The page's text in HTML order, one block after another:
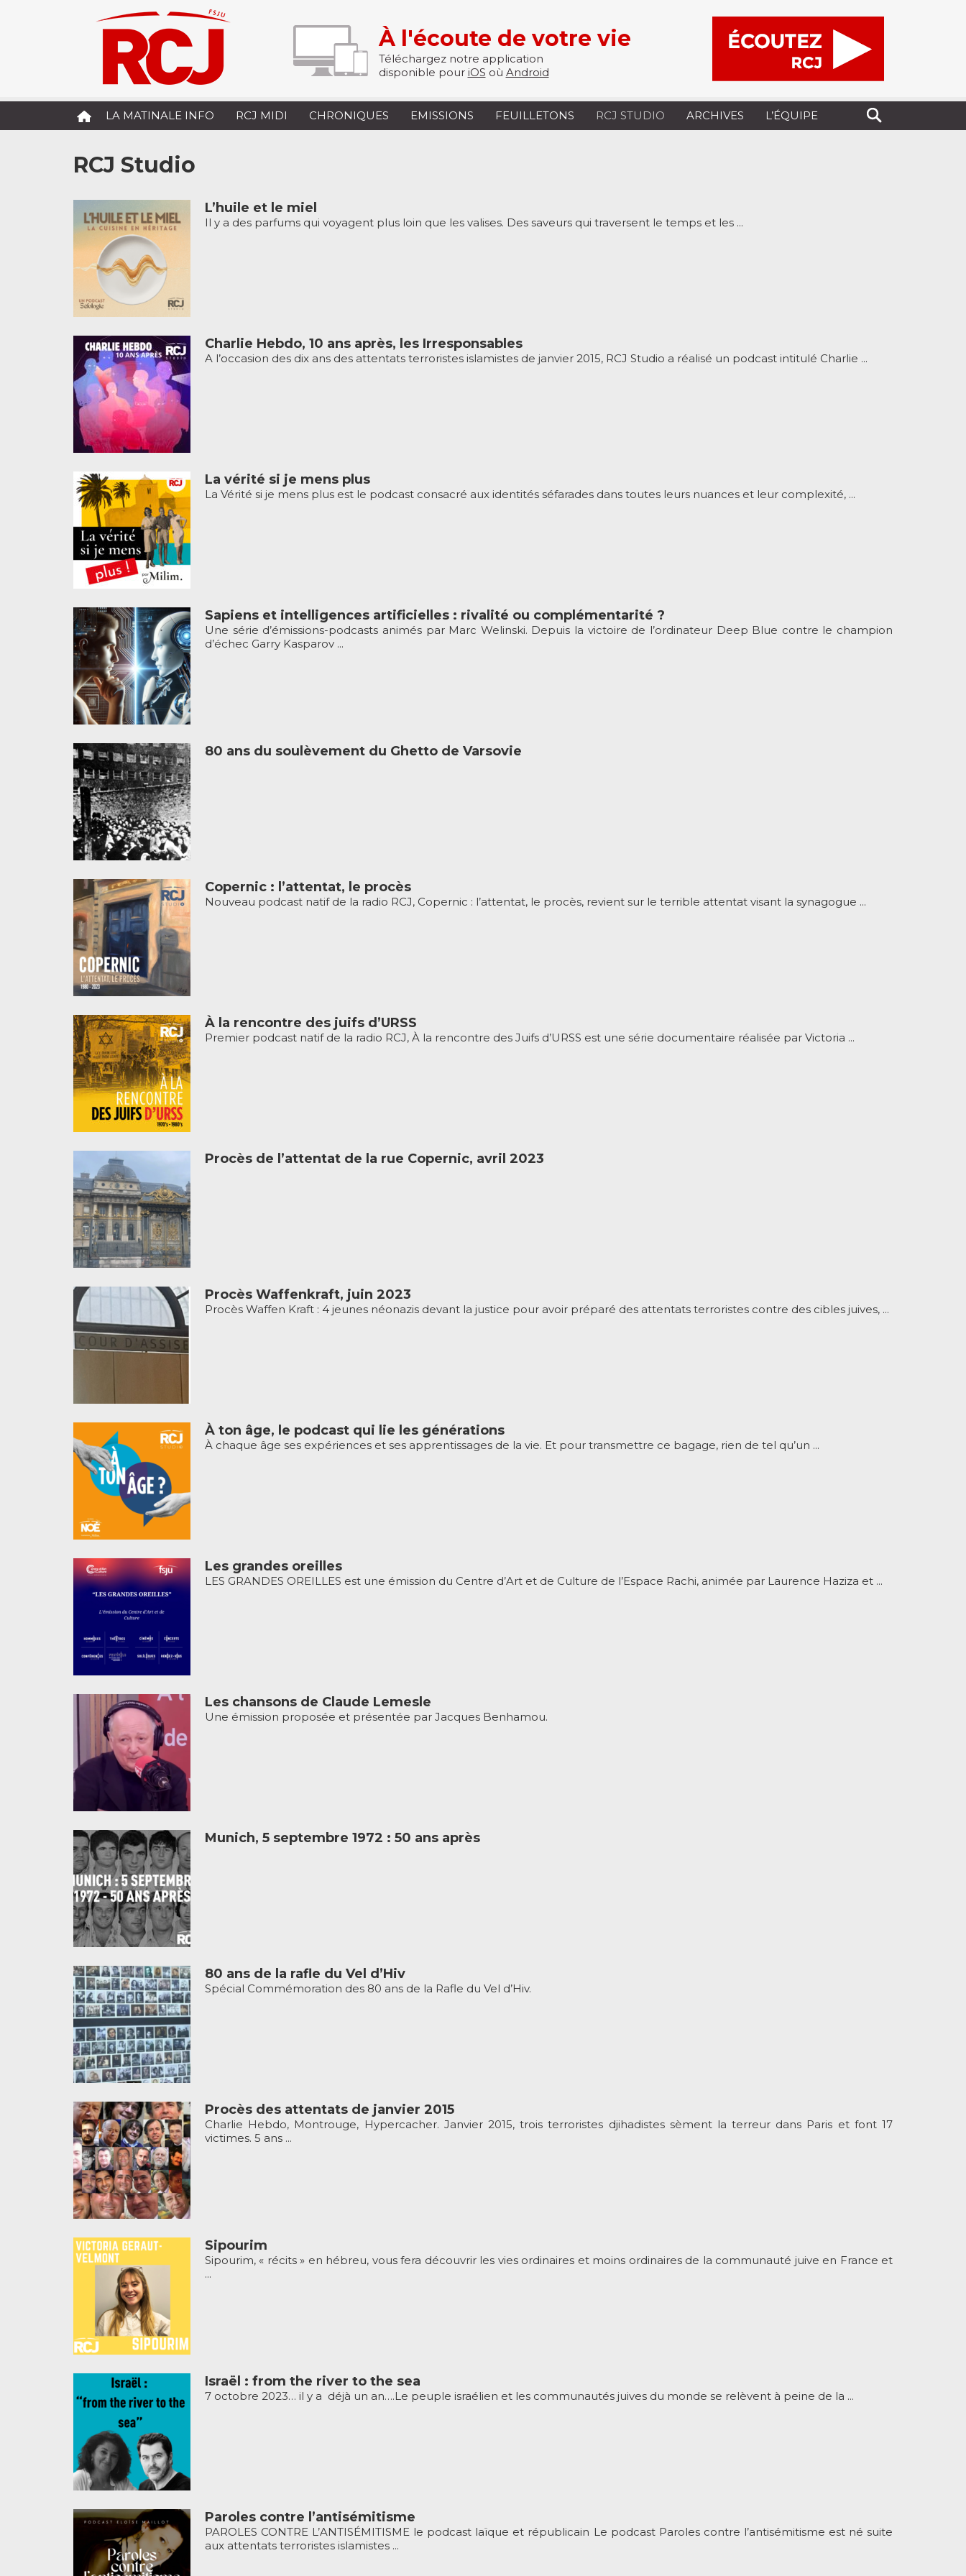
À l'écoute de votre vie
Téléchargez notre application
disponible pour iOS où Android
LA MATINALE INFO RCJ MIDI CHRONIQUES EMISSIONS FEUILLETONS RCJ STUDIO ARCHIVES L’ÉQUIPE
RCJ Studio
L’huile et le miel
Il y a des parfums qui voyagent plus loin que les valises. Des saveurs qui traversent le temps et les ...
Charlie Hebdo, 10 ans après, les Irresponsables
A l’occasion des dix ans des attentats terroristes islamistes de janvier 2015, RCJ Studio a réalisé un podcast intitulé Charlie ...
La vérité si je mens plus
La Vérité si je mens plus est le podcast consacré aux identités séfarades dans toutes leurs nuances et leur complexité, ...
Sapiens et intelligences artificielles : rivalité ou complémentarité ?
Une série d’émissions-podcasts animés par Marc Welinski. Depuis la victoire de l’ordinateur Deep Blue contre le champion
d’échec Garry Kasparov ...
80 ans du soulèvement du Ghetto de Varsovie
Copernic : l’attentat, le procès
Nouveau podcast natif de la radio RCJ, Copernic : l’attentat, le procès, revient sur le terrible attentat visant la synagogue ...
À la rencontre des juifs d’URSS
Premier podcast natif de la radio RCJ, À la rencontre des Juifs d’URSS est une série documentaire réalisée par Victoria ...
Procès de l’attentat de la rue Copernic, avril 2023
Procès Waffenkraft, juin 2023
Procès Waffen Kraft : 4 jeunes néonazis devant la justice pour avoir préparé des attentats terroristes contre des cibles juives, ...
À ton âge, le podcast qui lie les générations
À chaque âge ses expériences et ses apprentissages de la vie. Et pour transmettre ce bagage, rien de tel qu’un ...
Les grandes oreilles
LES GRANDES OREILLES est une émission du Centre d’Art et de Culture de l’Espace Rachi, animée par Laurence Haziza et ...
Les chansons de Claude Lemesle
Une émission proposée et présentée par Jacques Benhamou.
Munich, 5 septembre 1972 : 50 ans après
80 ans de la rafle du Vel d’Hiv
Spécial Commémoration des 80 ans de la Rafle du Vel d’Hiv.
Procès des attentats de janvier 2015
Charlie Hebdo, Montrouge, Hypercacher. Janvier 2015, trois terroristes djihadistes sèment la terreur dans Paris et font 17
victimes. 5 ans ...
Sipourim
Sipourim, « récits » en hébreu, vous fera découvrir les vies ordinaires et moins ordinaires de la communauté juive en France et
...
Israël : from the river to the sea
7 octobre 2023… il y a déjà un an….Le peuple israélien et les communautés juives du monde se relèvent à peine de la ...
Paroles contre l’antisémitisme
PAROLES CONTRE L’ANTISÉMITISME le podcast laïque et républicain Le podcast Paroles contre l’antisémitisme est né suite
aux attentats terroristes islamistes ...